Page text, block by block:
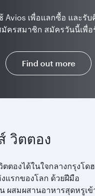
Avios เพื่อแลกซื้อ และรั
ครสมาชิก สมัครวันนี้เพื่อ
Find out more
วิตตอง
ตองได้ในใจกลางกรุงโด
แรกของโลก ด้วยฝีมือ
ผสมผสานอาหารสุดหรูเข้